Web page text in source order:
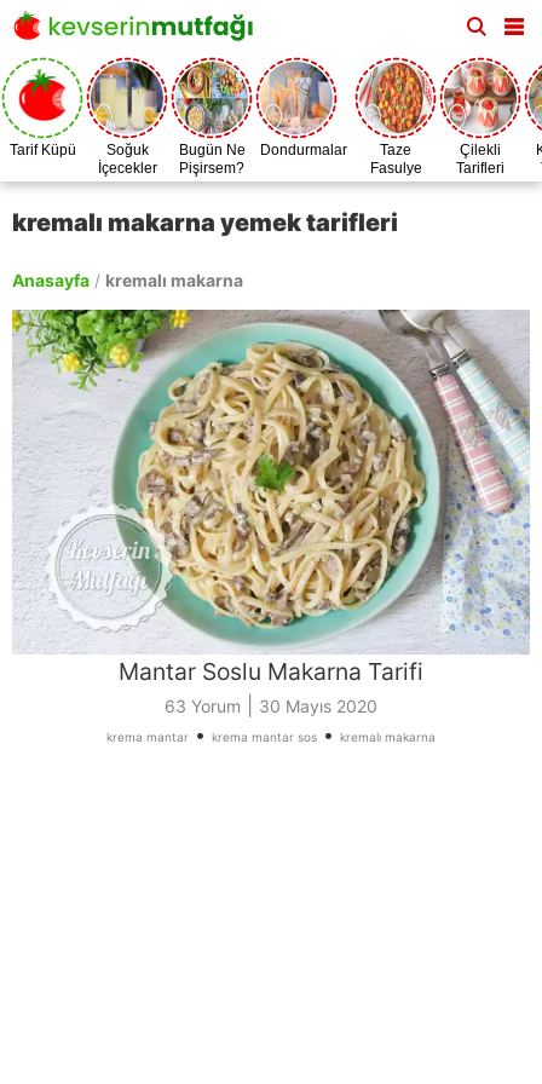
Tarif Küpü
Soğuk
İçecekler
Bugün Ne
Pişirsem?
Dondurmalar
Taze
Fasulye
Zamanı
Çilekli
Tarifleri
kremalı makarna yemek tarifleri
Anasayfa / kremalı makarna
Mantar Soslu Makarna Tarifi
63 Yorum 30 Mayıs 2020
krema mantar • krema mantar sos • kremalı makarna